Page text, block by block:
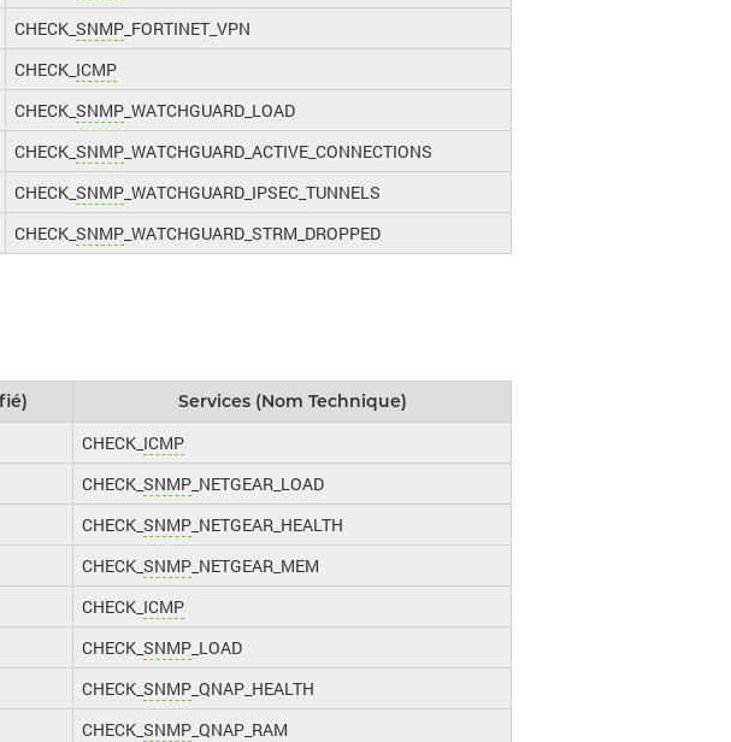
CHECK_ SNMP _FORTINET_VPN
CHECK_ ICMP
CHECK_ SNMP _WATCHGUARD_LOAD
CHECK_ SNMP _WATCHGUARD_ACTIVE_CONNECTIONS
CHECK_ SNMP _WATCHGUARD_IPSEC_TUNNELS
CHECK_ SNMP _WATCHGUARD_STRM_DROPPED
Services (Nom Technique)
CHECK_ ICMP
CHECK_ SNMP _NETGEAR_LOAD
CHECK_ SNMP _NETGEAR_HEALTH
CHECK_ SNMP _NETGEAR_MEM
CHECK_ ICMP
CHECK_ SNMP _LOAD
CHECK_ SNMP _QNAP_HEALTH
CHECK_ SNMP _QNAP_RAM